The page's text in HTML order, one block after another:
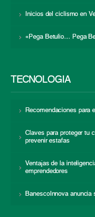
Inicios del ciclismo en
«Pega Betulio… Pega
TECNOLOGÍA
Recomendaciones para
Claves para proteger tu
prevenir estafas
Ventajas de la
emprendedores
BanescoInnova anuncia